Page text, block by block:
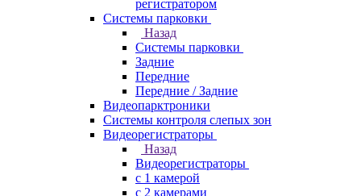
регистратором
Системы парковки
Назад
Системы парковки
Задние
Передние
Передние / Задние
Видеопарктроники
Системы контроля слепых зон
Видеорегистраторы
Назад
Видеорегистраторы
с 1 камерой
с 2 камерами